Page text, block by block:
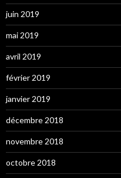
juin 2019
mai 2019
avril 2019
février 2019
janvier 2019
décembre 2018
novembre 2018
octobre 2018